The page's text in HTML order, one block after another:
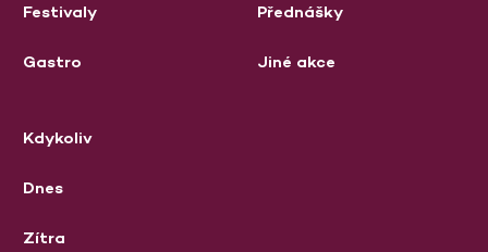
Festivaly
Gastro
Přednášky
Jiné akce
Kdykoliv
Dnes
Zítra